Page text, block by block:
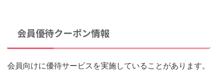
会員優待クーポン情報
会員向けに優待サービスを実施していることがあります。